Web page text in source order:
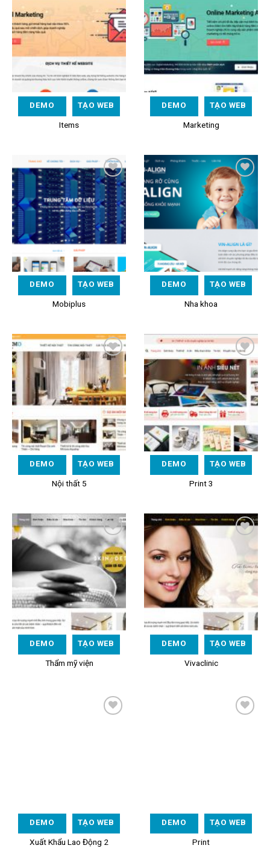
Wishlist
DEMO TẠO WEB
Items
Add to
Wishlist
DEMO TẠO WEB
Marketing
Add to
Wishlist
DEMO TẠO WEB
Mobiplus
Add to
Wishlist
DEMO TẠO WEB
Nha khoa
Wishlist
DEMO TẠO WEB
Nội thất 5
Add to
Wishlist
DEMO TẠO WEB
Print 3
Add to
Wishlist
DEMO TẠO WEB
Thẩm mỹ viện
DEMO TẠO WEB
Vivaclinic
DEMO TẠO WEB
Xuất Khẩu Lao Động 2
DEMO TẠO WEB
Print